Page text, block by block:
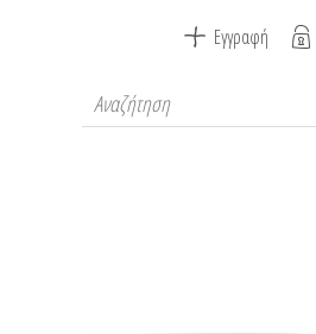
Εγγραφή